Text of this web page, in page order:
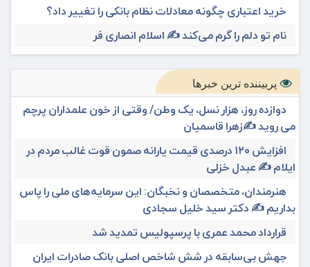
خرید اعتباری چگونه معادلات نظام بانکی را تغییر داد؟
نام تو دلم را گرم می‌کند ✍️ اسلام انصاری فر
پربیننده ترین خبرها
دوازده روز، هزار نسل، یک وطن/ وقتی از خون علمداران پرچم
می روید ✍️زهرا قاسمیان
افزایش ۱۲۰ درصدی قیمت یارانه صمون قوت غالب مردم در
ایلام ✍️ عبدل خزلی
هنرمندان، متخصصان و نخبگان: این سرمایه‌های ملی را پاس
بداریم ✍️ دکتر سید خلیل سجادی
قرارداد محمد عمری با پرسپولیس تمدید شد
جهش بی‌سابقه در شش شاخص اصلی بانک صادرات ایران